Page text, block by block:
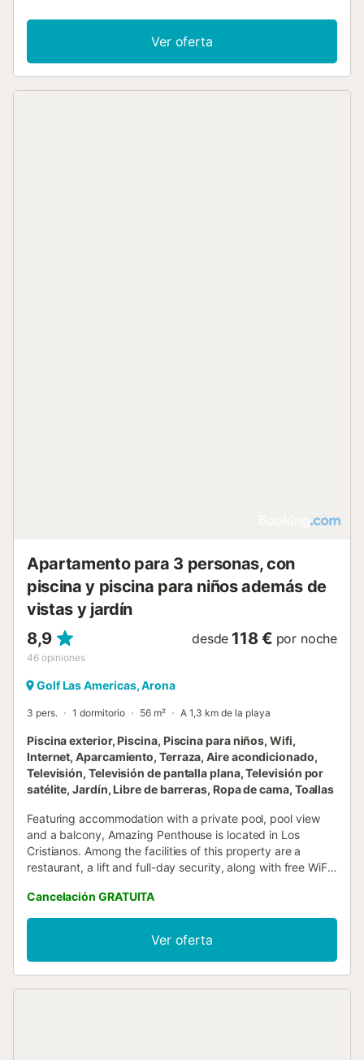
Ver oferta
Apartamento para 3 personas, con
piscina y piscina para niños además de
vistas y jardín
8,9
46 opiniones
desde 118 € por noche
Golf Las Americas, Arona
3 pers. 1 dormitorio 56 m² A 1,3 km de la playa
Piscina exterior, Piscina, Piscina para niños, Wifi,
Internet, Aparcamiento, Terraza, Aire acondicionado,
Televisión, Televisión de pantalla plana, Televisión por
satélite, Jardín, Libre de barreras, Ropa de cama, Toallas
Featuring accommodation with a private pool, pool view
and a balcony, Amazing Penthouse is located in Los
Cristianos. Among the facilities of this property are a
restaurant, a lift and full-day security, along with free WiFi
Cancelación GRATUITA
Ver oferta